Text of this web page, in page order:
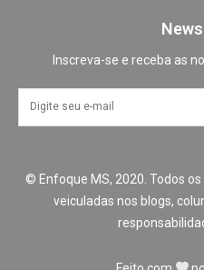
Inscreva-se e receba as
© Enfoque MS, 2020. Todos
veiculadas nos blogs,